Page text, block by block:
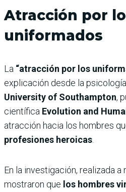
Atracción por
uniformados
La “atracción por los
explicación desde la
University of Southampton,
científica Evolution and
atracción hacia los hombres
profesiones heroicas
En la investigación, realizada
mostraron que los hombres